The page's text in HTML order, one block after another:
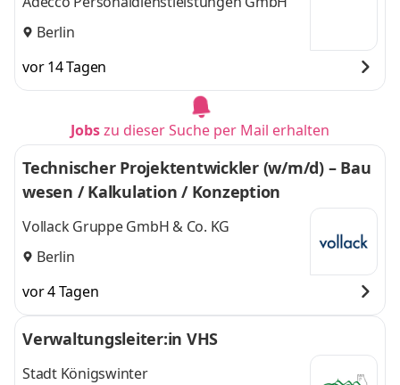
Berlin
vor 14 Tagen
Jobszu dieser Suche per Mail erhalten
Technischer Projektentwickler (w/m/d) – Bau
wesen / Kalkulation / Konzeption
Vollack Gruppe GmbH & Co. KG
Berlin
vor 4 Tagen
Verwaltungsleiter:in VHS
Stadt Königswinter